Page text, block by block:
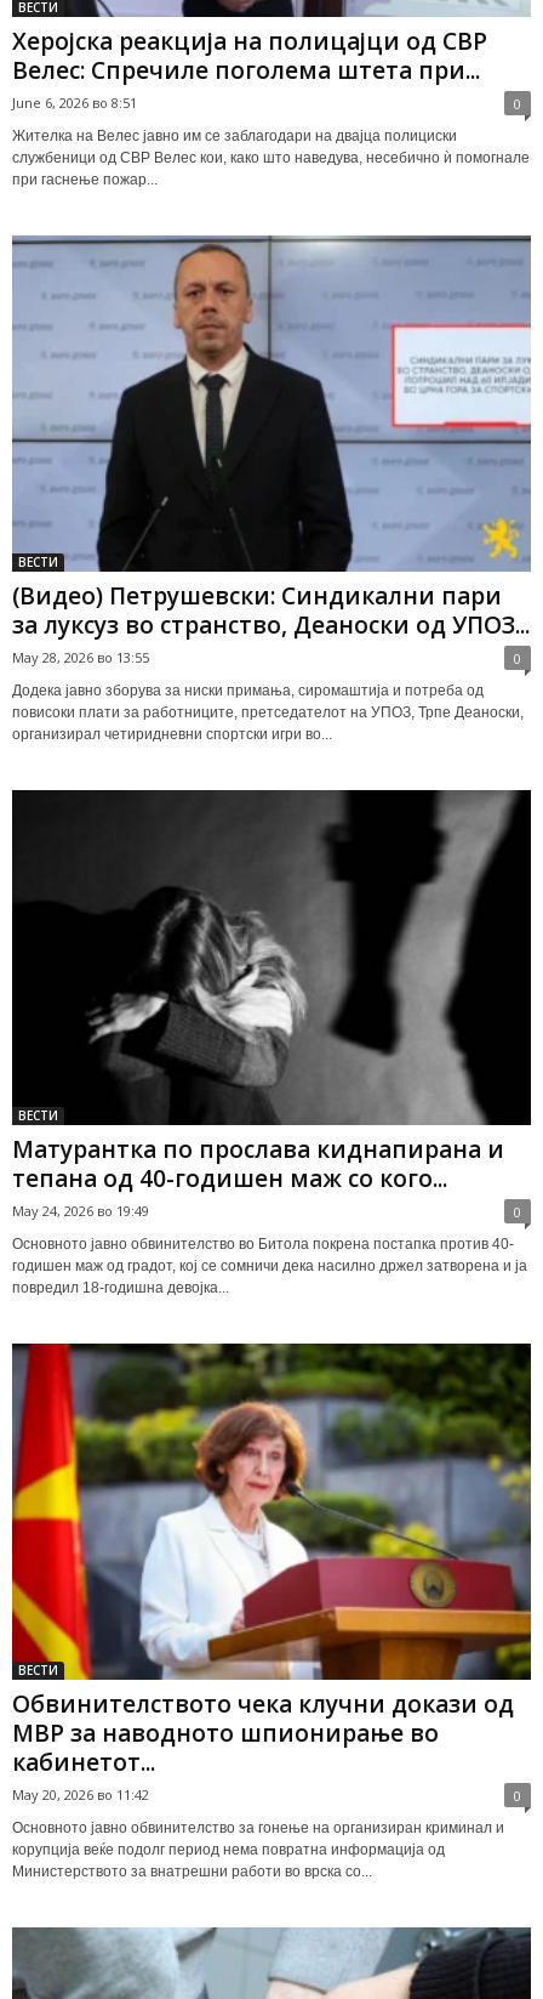
ВЕСТИ
Херојска реакција на полицајци од СВР
Велес: Спречиле поголема штета при...
June 6, 2026 во 8:51 0
Жителка на Велес јавно им се заблагодари на двајца полициски
службеници од СВР Велес кои, како што наведува, несебично ѝ помогнале
при гаснење пожар...
ВЕСТИ
(Видео) Петрушевски: Синдикални пари
за луксуз во странство, Деаноски од УПОЗ...
May 28, 2026 во 13:55 0
Додека јавно зборува за ниски примања, сиромаштија и потреба од
повисоки плати за работниците, претседателот на УПОЗ, Трпе Деаноски,
организирал четиридневни спортски игри во...
ВЕСТИ
Матурантка по прослава киднапирана и
тепана од 40-годишен маж со кого...
May 24, 2026 во 19:49 0
Основното јавно обвинителство во Битола покрена постапка против 40-
годишен маж од градот, кој се сомничи дека насилно држел затворена и ја
повредил 18-годишна девојка...
ВЕСТИ
Обвинителството чека клучни докази од
МВР за наводното шпионирање во
кабинетот...
May 20, 2026 во 11:42 0
Основното јавно обвинителство за гонење на организиран криминал и
корупција веќе подолг период нема повратна информација од
Министерството за внатрешни работи во врска со...